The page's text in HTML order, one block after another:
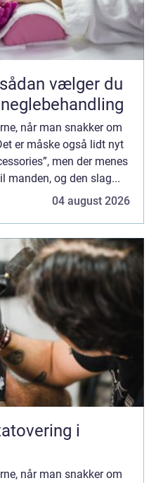
vælger du
når man snakker om
er måske også lidt nyt
men der menes
manden, og den slag...
04 august 2026
i
når man snakker om